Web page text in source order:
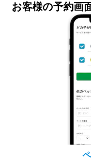
お客様の予約画